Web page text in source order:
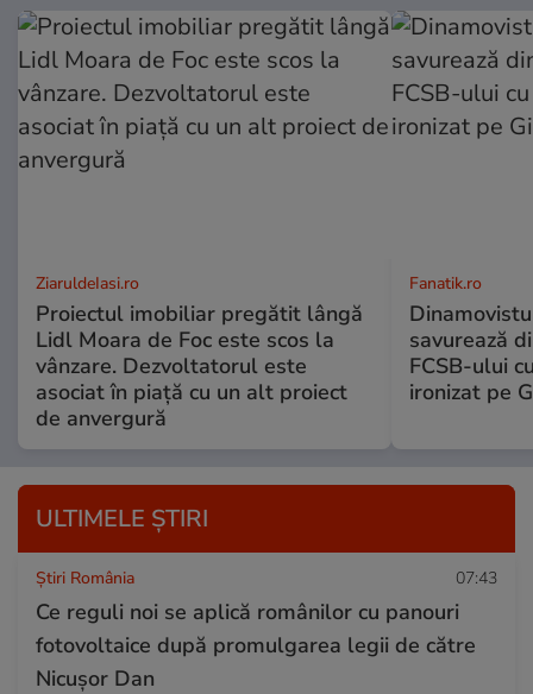
ZiaruldeIasi.ro
Proiectul imobiliar pregătit lângă
Lidl Moara de Foc este scos la
vânzare. Dezvoltatorul este
asociat în piață cu un alt proiect
de anvergură
Fanatik.ro
savurează
FCSB-ului
ironizat pe
ULTIMELE ȘTIRI
Știri România 07:43
Ce reguli noi se aplică românilor cu panouri
fotovoltaice după promulgarea legii de către
Nicușor Dan